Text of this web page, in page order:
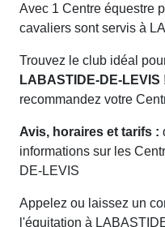
Avec 1 Centre équestre
cavaliers sont servis à
Trouvez le club idéal
LABASTIDE-DE-LEVIS
recommandez votre
Avis, horaires et tarifs :
informations sur les
DE-LEVIS
Appelez ou laissez un
l'équitation à